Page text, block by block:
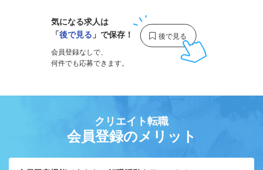
気になる求人は
「後で見る 」で保存！
会員登録なしで、
何件でも応募できます。
クリエイト転職
会員登録のメリット